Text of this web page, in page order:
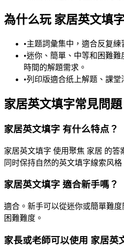
為什么玩 家居英文填
•主题詞彙集中，適合反复練
•迷你、簡單、中等和困難
時間的解題需求。
•列印版適合纸上解题、課堂
家居英文填字常見問題
家居英文填字 有什么特点？
家居英文填字 使用聚焦 家居 的答
同时保持自然的英文填字線索风格
家居英文填字 適合新手嗎？
適合。新手可以從迷你或簡單難
困難難度。
家長或老師可以使用 家居英